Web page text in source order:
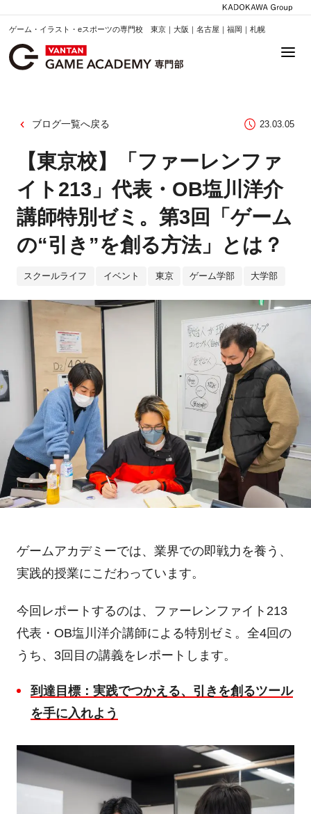
ゲーム・イラスト・eスポーツの専門校 東京｜大阪｜名古屋｜福岡｜札幌
ブログ一覧へ戻る 23.03.05
【東京校】「ファーレンファ
イト213」代表・OB塩川洋介
講師特別ゼミ。第3回「ゲーム
の“引き”を創る方法」とは？
スクールライフ イベント 東京 ゲーム学部 大学部
ゲームアカデミーでは、業界での即戦力を養う、
実践的授業にこだわっています。
今回レポートするのは、ファーレンファイト 213
代表・ OB塩川洋介講師による特別ゼミ。全4回の
うち、 3回目の講義をレポートします。
到達目標：実践でつかえる、引きを創るツール
を手に入れよう